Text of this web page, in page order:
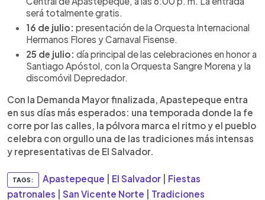
será totalmente gratis.
16 de julio: presentación de la Orquesta Internacional
Hermanos Flores y Carnaval Fisense.
25 de julio: día principal de las celebraciones en honor a
Santiago Apóstol, con la Orquesta Sangre Morena y la
discomóvil Depredador.
Con la Demanda Mayor finalizada, Apastepeque entra
en sus días más esperados: una temporada donde la fe
corre por las calles, la pólvora marca el ritmo y el pueblo
celebra con orgullo una de las tradiciones más intensas
y representativas de El Salvador.
TAGS: Apastepeque El Salvador
Fiestas
patronales
San Vicente Norte Tradiciones